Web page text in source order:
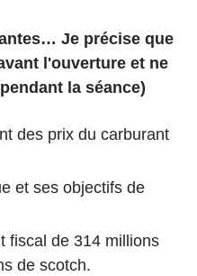
Je précise que
l'ouverture et ne
la séance)
des prix du carburant
et ses objectifs de
fiscal de 314 millions
de scotch.